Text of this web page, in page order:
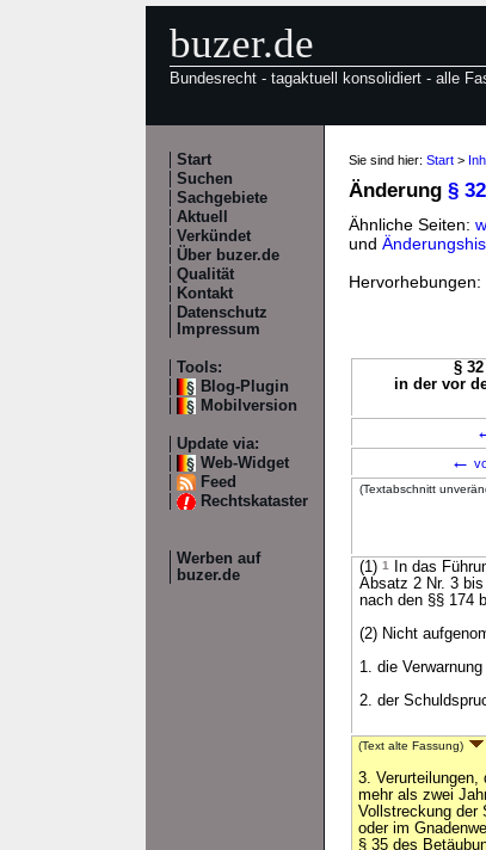
buzer.de
Bundesrecht - tagaktuell konsolidiert - alle
Start
Suchen
Sachgebiete
Aktuell
Verkündet
Über buzer.de
Qualität
Kontakt
Datenschutz
Impressum
Tools:
Blog-Plugin
Mobilversion
Update via:
Web-Widget
Feed
Rechtskataster
Werben auf
buzer.de
Sie sind hier: Start >
Änderung §
Ähnliche Seiten:
und
Hervorhebungen:
§
in der vor
←
(Textabschnitt
(1) 1 In das
Absatz 2 Nr. 3
nach den §§ 174
(2) Nicht
1. die
2. der
(Text alte Fassung)
3.
mehr als zwei
Vollstreckung der
oder im
§ 35 des